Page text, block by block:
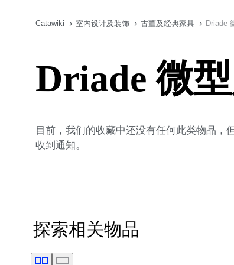
Catawiki 室内设计及装饰 古董及经典家具 Driade
Driade 微
目前，我们的收藏中还没有任何此类物品，
收到通知。
探索相关物品